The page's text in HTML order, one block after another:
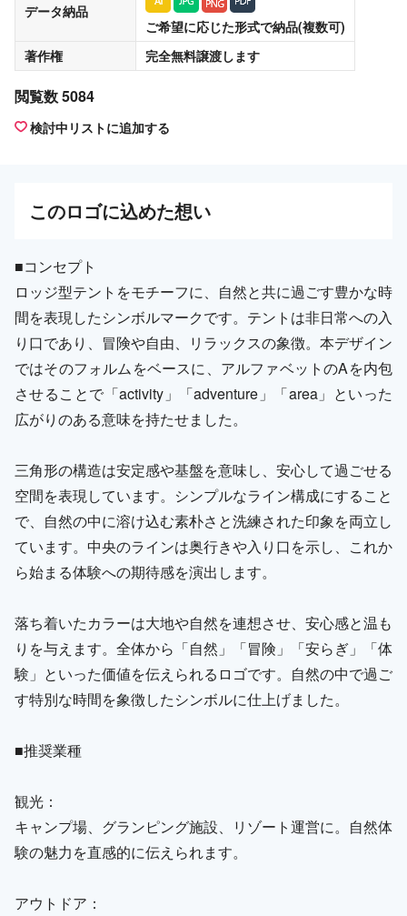
データ納品
ご希望に応じた形式で納品(複数可)
著作権
完全無料譲渡します
閲覧数 5084
検討中リストに追加する
このロゴに込めた想い
■コンセプト
ロッジ型テントをモチーフに、自然と共に過ごす豊かな時
間を表現したシンボルマークです。テントは非日常への入
り口であり、冒険や自由、リラックスの象徴。本デザイン
ではそのフォルムをベースに、アルファベットのAを内包
させることで「activity」「adventure」「area」といった
広がりのある意味を持たせました。
三角形の構造は安定感や基盤を意味し、安心して過ごせる
空間を表現しています。シンプルなライン構成にすること
で、自然の中に溶け込む素朴さと洗練された印象を両立し
ています。中央のラインは奥行きや入り口を示し、これか
ら始まる体験への期待感を演出します。
落ち着いたカラーは大地や自然を連想させ、安心感と温も
りを与えます。全体から「自然」「冒険」「安らぎ」「体
験」といった価値を伝えられるロゴです。自然の中で過ご
す特別な時間を象徴したシンボルに仕上げました。
■推奨業種
観光：
キャンプ場、グランピング施設、リゾート運営に。自然体
験の魅力を直感的に伝えられます。
アウトドア：